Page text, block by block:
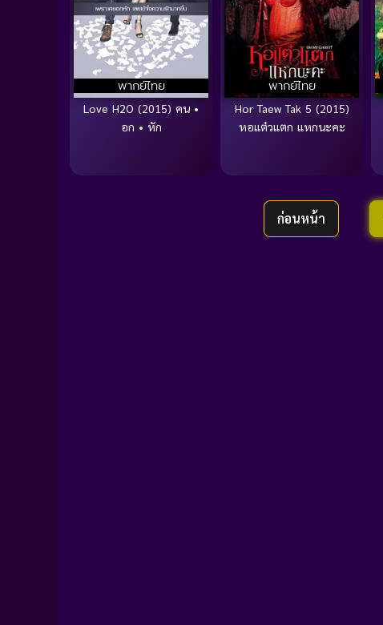
พากย์ไทย
Love H2O (2015) คน •
อก • หัก
พากย์ไทย
Hor Taew Tak 5 (2015)
หอแต๋วแตก แหกนะคะ
ก่อนหน้า